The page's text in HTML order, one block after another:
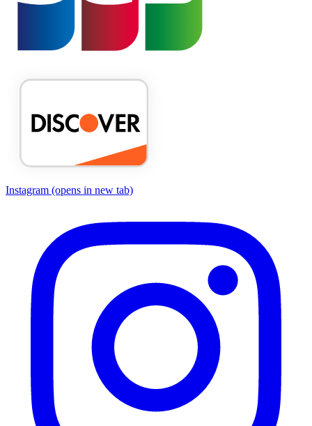
Instagram (opens in new tab)